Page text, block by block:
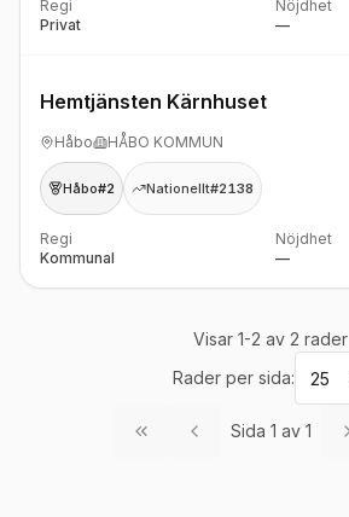
Regi
Privat
Nöjdhet
—
Hemtjänsten Kärnhuset
Håbo HÅBO KOMMUN
Håbo#2 Nationellt#2138
Regi
Kommunal
Nöjdhet
—
Visar 1-2 av 2 rader
Rader per sida:
Sida 1 av 1